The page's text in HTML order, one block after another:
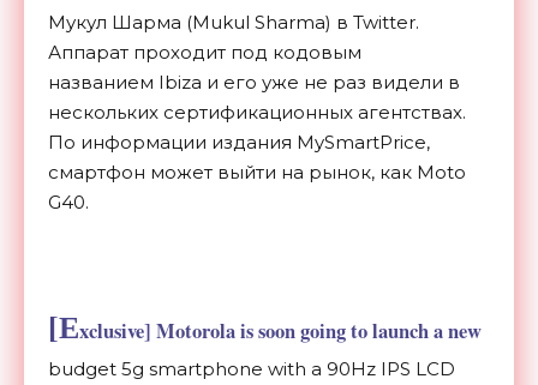
Мукул Шарма (Mukul Sharma) в Twitter.
Аппарат проходит под кодовым
названием Ibiza и его уже не раз видели в
нескольких сертификационных агентствах.
По информации издания MySmartPrice,
смартфон может выйти на рынок, как Moto
G40.
[Exclusive] Motorola is soon going to launch a new
budget 5g smartphone with a 90Hz IPS LCD